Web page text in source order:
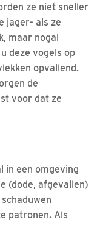
ze niet sneller
jager- als ze
maar nogal
deze vogels op
opvallend.
de
voor dat ze
in een omgeving
(dode, afgevallen)
patronen. Als